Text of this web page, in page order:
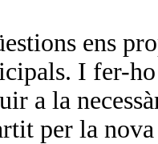
ens
I fer-
a la
per la